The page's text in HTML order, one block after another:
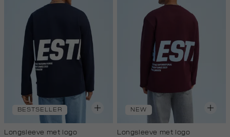
BESTSELLER
Longsleeve met logo
NEW
Longsleeve met logo